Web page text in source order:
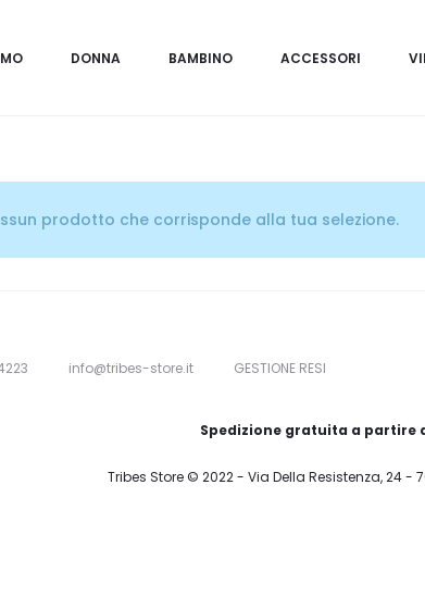
DONNA BAMBINO ACCESSORI
prodotto che corrisponde alla tua selezione.
info@tribes-store.it GESTIONE RESI
Spedizione gratuita a partire
Tribes Store © 2022 - Via Della Resistenza, 24 -